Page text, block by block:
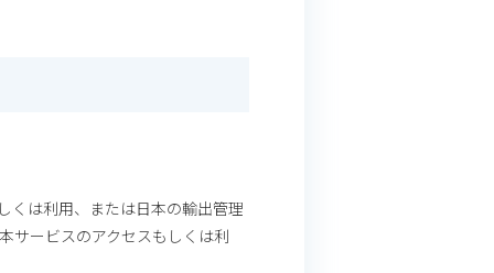
くは利用、または日本の輸出管理
サービスのアクセスもしくは利